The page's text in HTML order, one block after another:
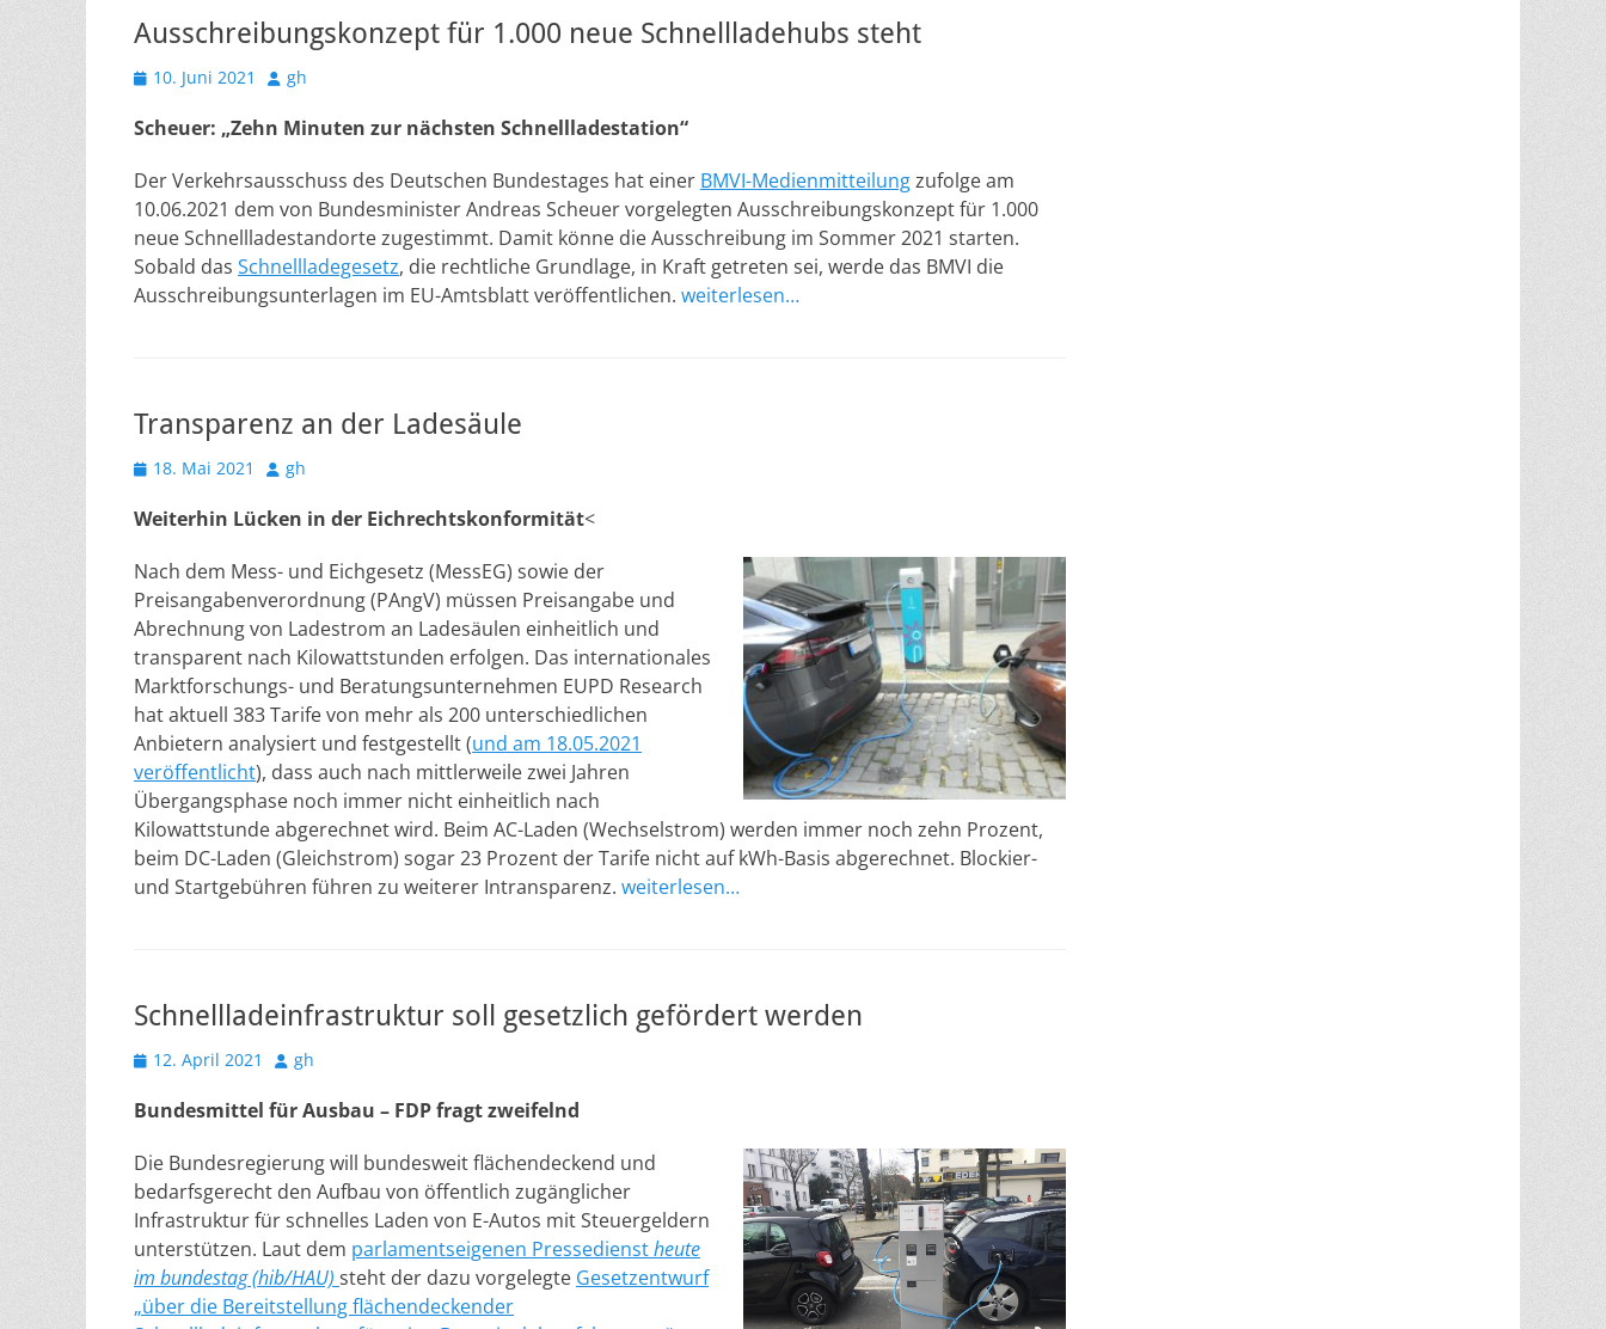
Ausschreibungskonzept für 1.000 neue Schnellladehubs steht
Veröffentlicht
10. Juni 2021 Autor
gh
Scheuer: „Zehn Minuten zur nächsten Schnellladestation“
Der Verkehrsausschuss des Deutschen Bundestages hat einer BMVI-Medienmitteilungzufolge am
10.06.2021 dem von Bundesminister Andreas Scheuer vorgelegten Ausschreibungskonzept für 1.000
neue Schnellladestandorte zugestimmt. Damit könne die Ausschreibung im Sommer 2021 starten.
Sobald das Schnellladegesetz, die rechtliche Grundlage, in Kraft getreten sei, werde das BMVI die
Ausschreibungsunterlagen im EU-Amtsblatt veröffentlichen. weiterlesen…
Transparenz an der Ladesäule
Veröffentlicht
18. Mai 2021 Autor
gh
Weiterhin Lücken in der Eichrechtskonformität<
Nach dem Mess- und Eichgesetz (MessEG) sowie der
Preisangabenverordnung (PAngV) müssen Preisangabe und
Abrechnung von Ladestrom an Ladesäulen einheitlich und
transparent nach Kilowattstunden erfolgen. Das internationales
Marktforschungs- und Beratungsunternehmen EUPD Research
hat aktuell 383 Tarife von mehr als 200 unterschiedlichen
Anbietern analysiert und festgestellt (und am 18.05.2021
veröffentlicht), dass auch nach mittlerweile zwei Jahren
Übergangsphase noch immer nicht einheitlich nach
Kilowattstunde abgerechnet wird. Beim AC-Laden (Wechselstrom) werden immer noch zehn Prozent,
beim DC-Laden (Gleichstrom) sogar 23 Prozent der Tarife nicht auf kWh-Basis abgerechnet. Blockier-
und Startgebühren führen zu weiterer Intransparenz. weiterlesen…
Schnellladeinfrastruktur soll gesetzlich gefördert werden
Veröffentlicht
12. April 2021 Autor
gh
Bundesmittel für Ausbau – FDP fragt zweifelnd
Die Bundesregierung will bundesweit flächendeckend und
bedarfsgerecht den Aufbau von öffentlich zugänglicher
Infrastruktur für schnelles Laden von E-Autos mit Steuergeldern
unterstützen. Laut dem parlamentseigenen Pressedienstheute
im bundestag (hib/HAU) steht der dazu vorgelegte Gesetzentwurf
„über die Bereitstellung flächendeckender